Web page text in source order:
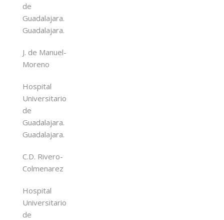
de
Guadalajara.
Guadalajara.
J. de Manuel-
Moreno
Hospital
Universitario
de
Guadalajara.
Guadalajara.
C.D. Rivero-
Colmenarez
Hospital
Universitario
de